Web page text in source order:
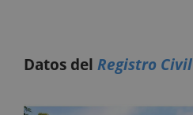
Datos del Registro